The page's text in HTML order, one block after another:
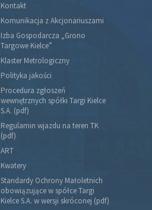
Kontakt
Komunikacja z Akcjonariuszami
Izba Gospodarcza „Grono
Targowe Kielce”
Klaster Metrologiczny
Polityka jakości
Procedura zgłoszeń
wewnętrznych spółki Targi Kielce
S.A. (pdf)
Regulamin wjazdu na teren TK
(pdf)
ART
Kwatery
Standardy Ochrony Małoletnich
obowiązujące w spółce Targi
Kielce S.A. w wersji skróconej (pdf)